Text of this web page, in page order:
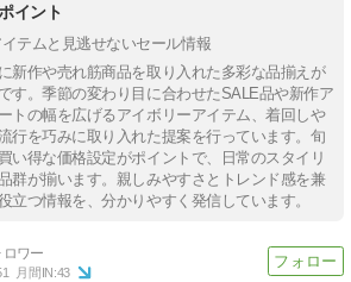
イント
テムと見逃せないセール情報
新作や売れ筋商品を取り入れた多彩な品揃えが
す。季節の変わり目に合わせたSALE品や新作ア
トの幅を広げるアイボリーアイテム、着回しや
行を巧みに取り入れた提案を行っています。旬
い得な価格設定がポイントで、日常のスタイリ
群が揃います。親しみやすさとトレンド感を兼
立つ情報を、分かりやすく発信しています。
月間IN:43